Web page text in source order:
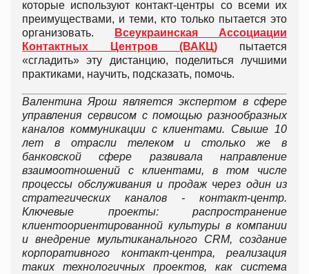
которые используют контакт-центры со всеми их
преимуществами, и теми, кто только пытается это
организовать.
Всеукраинская Ассоциации
Контактных Центров (ВАКЦ) пытается
«сгладить» эту дистанцию, поделиться лучшими
практиками, научить, подсказать, помочь.
Валентина Ярош является экспертом в сфере
управления сервисом с помощью разнообразных
каналов коммуникации с клиентами. Свыше 10
лет в отрасли телеком и столько же в
банковской сфере развивала направление
взаимоотношений с клиентами, в том числе
процессы обслуживания и продаж через один из
стратегических каналов - контакт-центр.
Ключевые проекты: распространение
клиентоориентированной культуры в компании
и внедрение мультиканального CRM, создание
корпоративного контакт-центра, реализация
таких технологичных проектов, как система